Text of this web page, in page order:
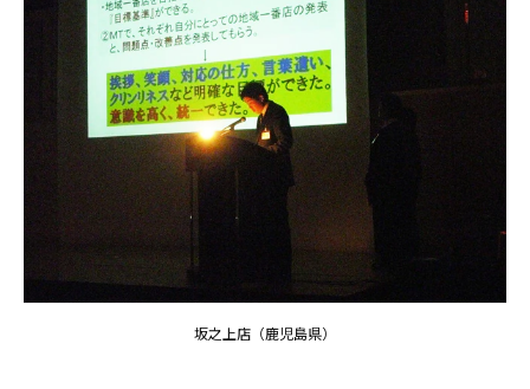
坂之上店（鹿児島県）